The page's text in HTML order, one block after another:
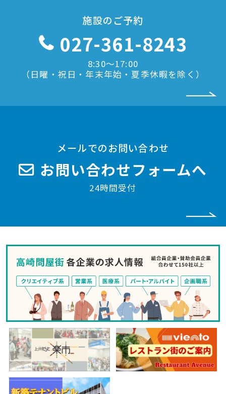
施設のご予約
027-361-8243
8:30〜17:00
（日曜・祝日・年末年始・夏季休暇を除く）
メールでのお問い合わせ
お問い合わせフォームへ
24時間受付